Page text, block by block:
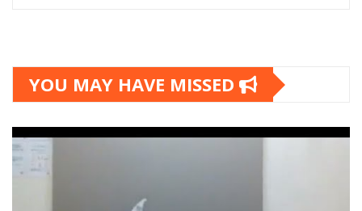
YOU MAY HAVE MISSED